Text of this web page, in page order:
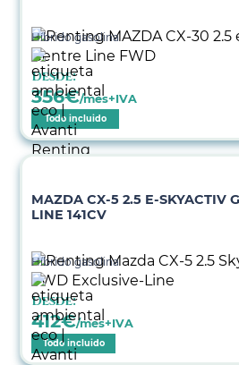
Híbrido gasolina
Desde:
356€/mes+IVA
Todo incluido
MAZDA CX-5 2.5 E-SKYACTIV
LINE 141CV
Híbrido gasolina
Desde:
412€/mes+IVA
Todo incluido